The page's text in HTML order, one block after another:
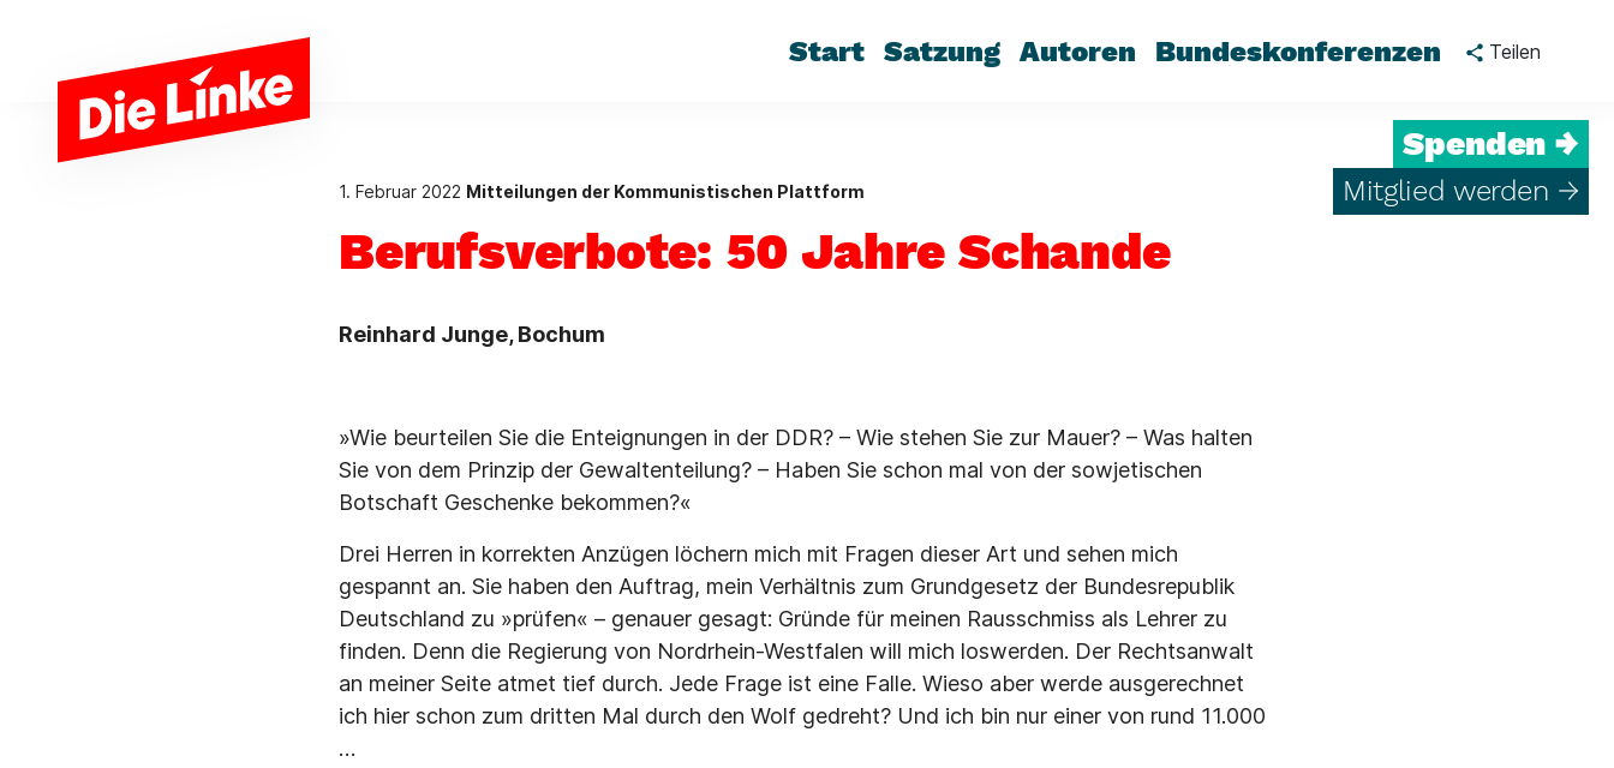
Start Satzung Autoren Bundeskonferenzen Teilen
Spenden →
Mitglied werden →
1. Februar 2022 Mitteilungen der Kommunistischen Plattform
Berufsverbote: 50 Jahre Schande
Reinhard Junge, Bochum
»Wie beurteilen Sie die Enteignungen in der DDR? – Wie stehen Sie zur Mauer? – Was halten
Sie von dem Prinzip der Gewaltenteilung? – Haben Sie schon mal von der sowjetischen
Botschaft Geschenke bekommen?«
Drei Herren in korrekten Anzügen löchern mich mit Fragen dieser Art und sehen mich
gespannt an. Sie haben den Auftrag, mein Verhältnis zum Grundgesetz der Bundesrepublik
Deutschland zu »prüfen« – genauer gesagt: Gründe für meinen Rausschmiss als Lehrer zu
finden. Denn die Regierung von Nordrhein-Westfalen will mich loswerden. Der Rechtsanwalt
an meiner Seite atmet tief durch. Jede Frage ist eine Falle. Wieso aber werde ausgerechnet
ich hier schon zum dritten Mal durch den Wolf gedreht? Und ich bin nur einer von rund 11.000
…